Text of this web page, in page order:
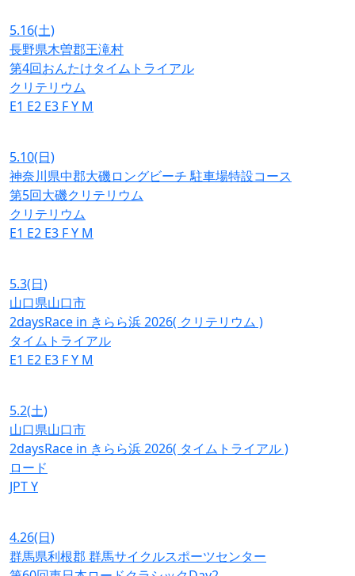
5.16(土)
長野県木曽郡王滝村
第4回おんたけタイムトライアル
クリテリウム
E1 E2 E3 FY M
5.10(日)
神奈川県中郡大磯ロングビーチ 駐車場特設コース
第5回大磯クリテリウム
クリテリウム
E1 E2 E3 FY M
5.3(日)
山口県山口市
2daysRace in きらら浜 2026( クリテリウム )
タイムトライアル
E1 E2 E3 FY M
5.2(土)
山口県山口市
2daysRace in きらら浜 2026( タイムトライアル )
ロード
JPTY
4.26(日)
群馬県利根郡 群馬サイクルスポーツセンター